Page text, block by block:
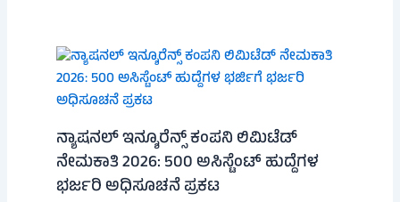
ನ್ಯಾಷನಲ್ ಇನ್ಶೂರೆನ್ಸ್ ಕಂಪನಿ ಲಿಮಿಟೆಡ್
ನೇಮಕಾತಿ 2026: 500 ಅಸಿಸ್ಟೆಂಟ್ ಹುದ್ದೆಗಳ
ಭರ್ಜರಿ ಅಧಿಸೂಚನೆ ಪ್ರಕಟ